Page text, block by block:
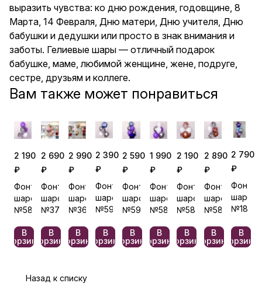
выразить чувства: ко дню рождения, годовщине, 8
Марта, 14 Февраля, Дню матери, Дню учителя, Дню
бабушки и дедушки или просто в знак внимания и
заботы. Гелиевые шары — отличный подарок
бабушке, маме, любимой женщине, жене, подруге,
сестре, друзьям и коллеге.
Вам также может понравиться
2 190
₽
Фонтан
шаров
№583
В
корзину
2 690
₽
Фонтан
шаров
№373
В
корзину
2 990
₽
Фонтан
шаров
№365
В
корзину
2 390
₽
Фонтан
шаров
№591
В
корзину
2 590
₽
Фонтан
шаров
№592
В
корзину
1 990
₽
Фонтан
шаров
№585
В
корзину
2 190
₽
Фонтан
шаров
№588
В
корзину
2 890
₽
Фонтан
шаров
№582
В
корзину
2 790
₽
Фонтан
шаров
№181
В
корзину
Назад к списку